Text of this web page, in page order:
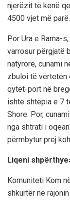
njerëzit të kenë
4500 vjet më parë.
Por Ura e Rama-
varrosur përgjatë
natyrore, cunami
zbuloi të vërtetën
qytet-port në
ishte shtëpia e 7
Shore. Por,
nga shtrati i
përmbytur prej
Liqeni
Komuniteti Kom
shkurtër në